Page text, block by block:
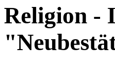
Religion -